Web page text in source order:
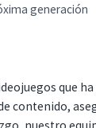
generación
que ha
contenido,
nuestro